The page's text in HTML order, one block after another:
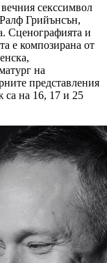
секссимвол
Грийънсън,
Сценографията и
е композирана от
на
представления
са на 16, 17 и 25